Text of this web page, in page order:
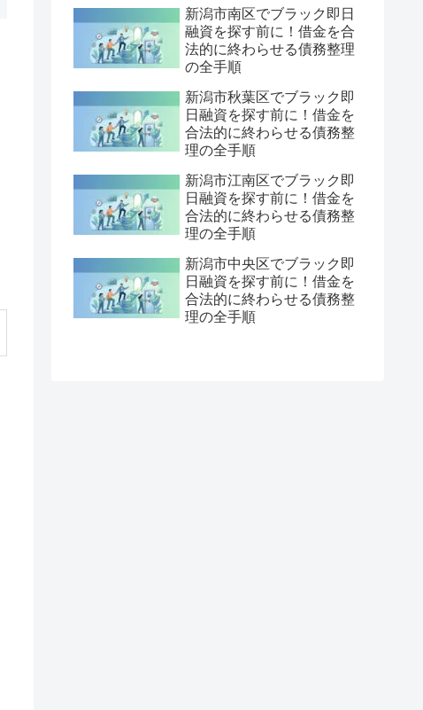
新潟市南区でブラック即日
融資を探す前に！借金を合
法的に終わらせる債務整理
の全手順
新潟市秋葉区でブラック即
日融資を探す前に！借金を
合法的に終わらせる債務整
理の全手順
新潟市江南区でブラック即
日融資を探す前に！借金を
合法的に終わらせる債務整
理の全手順
新潟市中央区でブラック即
日融資を探す前に！借金を
合法的に終わらせる債務整
理の全手順